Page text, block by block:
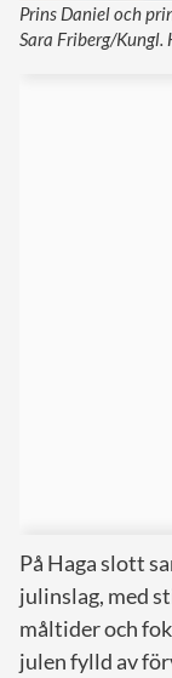
Prins Daniel och
Sara Friberg/Kungl.
På Haga slott
julinslag, med
måltider och
julen fylld av